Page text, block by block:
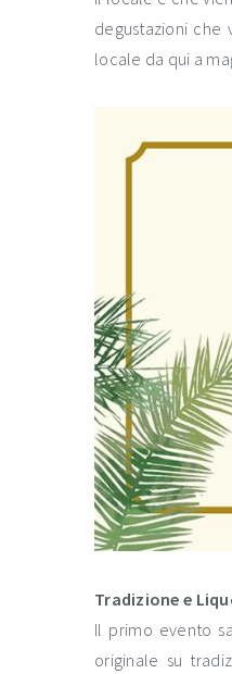
degustazioni che
locale da qui a
Tradizione e
Il primo evento
originale su